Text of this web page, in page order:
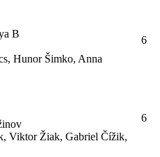
B
Hunor Šimko, Anna
6
Viktor Žiak, Gabriel Čížik,
6